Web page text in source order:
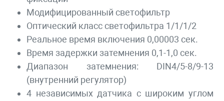
Модифицированный светофильтр
Оптический класс светофильтра 1/1/1/2
Реальное время включения 0,00003 сек.
Время задержки затемнения 0,1-1,0 сек.
Диапазон затемнения: DIN4/5-8/9-13
(внутренний регулятор)
4 независимых датчика с широким углом